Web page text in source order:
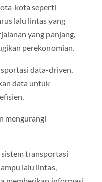
kota seperti
lalu lintas yang
yang panjang,
perekonomian.
data-driven,
data untuk
mengurangi
transportasi
lalu lintas,